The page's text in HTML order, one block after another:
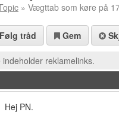
» Vægttab som køre på
Følg tråd Gem
reklamelinks.
Hej PN.